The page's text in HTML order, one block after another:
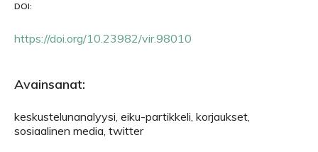
DOI:
https://doi.org/10.23982/vir.98010
Avainsanat:
keskustelunanalyysi, eiku-partikkeli, korjaukset,
sosiaalinen media, twitter